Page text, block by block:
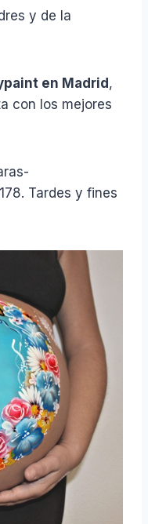
y de la
en Madrid ,
con los mejores
Tardes y fines